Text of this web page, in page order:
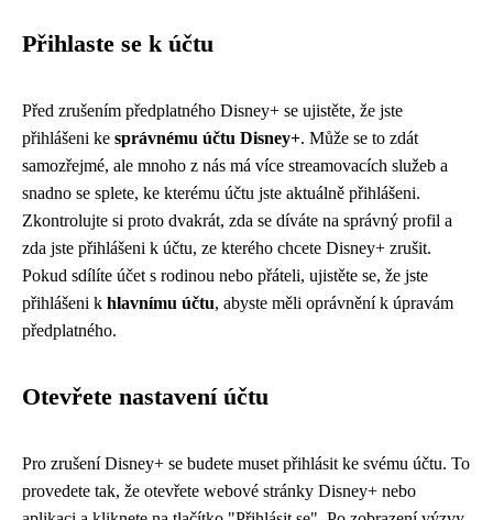
Přihlaste se k účtu
Před zrušením předplatného Disney+ se ujistěte, že jste
přihlášeni ke správnému účtu Disney+. Může se to zdát
samozřejmé, ale mnoho z nás má více streamovacích služeb a
snadno se splete, ke kterému účtu jste aktuálně přihlášeni.
Zkontrolujte si proto dvakrát, zda se díváte na správný profil a
zda jste přihlášeni k účtu, ze kterého chcete Disney+ zrušit.
Pokud sdílíte účet s rodinou nebo přáteli, ujistěte se, že jste
přihlášeni k hlavnímu účtu, abyste měli oprávnění k úpravám
předplatného.
Otevřete nastavení účtu
Pro zrušení Disney+ se budete muset přihlásit ke svému účtu. To
provedete tak, že otevřete webové stránky Disney+ nebo